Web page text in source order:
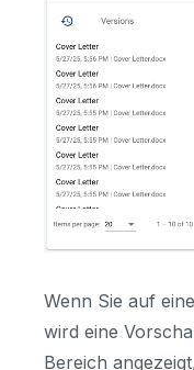
Wenn Sie auf
wird eine
Bereich